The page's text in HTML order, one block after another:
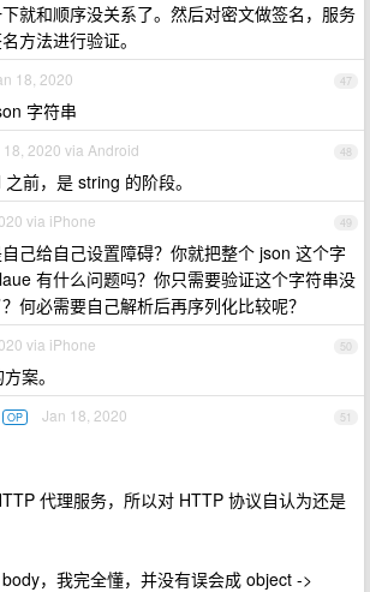
就和顺序没关系了。然后对密文做签名，服务
方法进行验证。
47
18, 2020
字符串
48
18, 2020 via Android
前，是 string 的阶段。
49
via iPhone
己给自己设置障碍？你就把整个 json 这个字
有什么问题吗？你只需要验证这个字符串没
何必需要自己解析后再序列化比较呢？
50
via iPhone
案。
51
OP Jan 18, 2020
代理服务，所以对 HTTP 协议自认为还是
，我完全懂，并没有误会成 object ->